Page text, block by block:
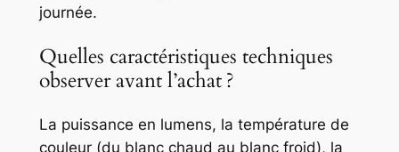
journée.
Quelles caractéristiques techniques
observer avant l’achat ?
La puissance en lumens, la température de
couleur (du blanc chaud au blanc froid), la